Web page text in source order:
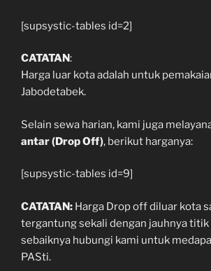
[supsystic-tables id=2]
CATATAN:
Harga luar kota adalah untuk
Jabodetabek.
Selain sewa harian, kami juga
antar (Drop Off), berikut harganya:
[supsystic-tables id=9]
CATATAN: Harga Drop off diluar kota
tergantung sekali dengan jauhnya titik
sebaiknya hubungi kami untuk
PASti.